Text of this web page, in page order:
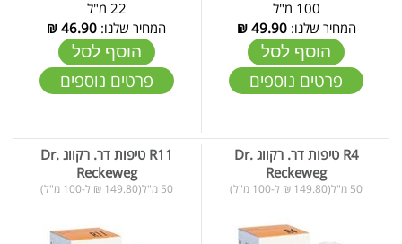
100 מ"ל
המחיר שלנו:49.90
₪
הוסף לסל
פרטים נוספים
22 מ"ל
המחיר שלנו: 46.90
₪
הוסף לסל
פרטים נוספים
R4 טיפות דר. רקווג Dr.
Reckeweg
50 מ"ל(149.80 ₪ ל-100 מ"ל)
R11 טיפות דר. רקווג Dr.
Reckeweg
50 מ"ל(149.80 ₪ ל-100 מ"ל)